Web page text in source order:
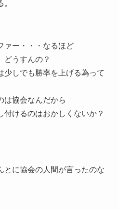
ァー・・・なるほど
どうすんの？
少しでも勝率を上げる為って
は協会なんだから
けるのはおかしくないか？
とに協会の人間が言ったのな